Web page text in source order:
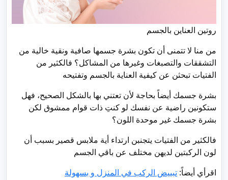
روتين العناين بالجسم
من منا لا تتمنى أن تكون بشرة جسمها صافية ونقية خالية من
التشققات والتصبغات وغيرها من المشاكل؟ فالكثير من
الفتيات تبحثن عن كيفية العناية بالجسم وتفتيحه
بشرة جسمك أيضاً بحاجة لأن تعتني بها بالشكل الصحيح، فهل
ستكونين راضية عن نفسك لو كنتِ ذات قوام ممشوق لكن
بشرة جسمك غير موحدة اللون؟
فالكثير من الفتيات يتجنبن ارتداء أية ملابس قصير بسبب أن
لون الركبتين لديهن مختلف عن باقي الجسم
اقرأي أيضاً: تبييض الركب في المنزل و بسهولة